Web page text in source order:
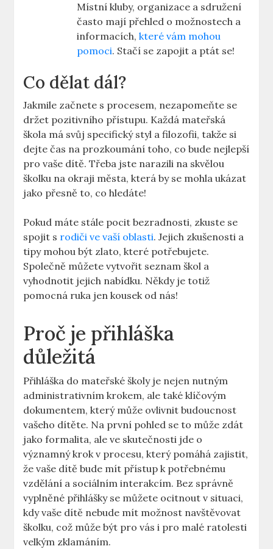
‌Místní ​kluby,​ organizace⁤ a sdružení
často mají přehled o možnostech a
informacích,které vám mohou
pomoci. Stačí se zapojit a ptát se!
Co‍ dělat dál?
Jakmile začnete s‌ procesem, nezapomeňte se
držet pozitivního přístupu. Každá mateřská
škola má svůj specifický ‌styl a filozofii, takže si
dejte ‍čas na prozkoumání toho, co bude nejlepší
pro⁣ vaše dítě. Třeba jste narazili na⁢ skvělou
školku na okraji města, která by se​ mohla ukázat
jako ‌přesně to, co hledáte!
Pokud máte stále pocit⁣ bezradnosti,‍ zkuste se‌
spojit s ​ rodiči ve vaší oblasti.⁣ Jejich⁢ zkušenosti a
tipy mohou ⁢být ⁢zlato, které potřebujete.
Společně můžete vytvořit seznam⁣ škol a
vyhodnotit⁢ jejich nabídku. Někdy je totiž
pomocná⁤ ruka jen​ kousek od nás!
Proč je přihláška
důležitá
Přihláška​ do⁤ mateřské⁣ školy je nejen nutným
administrativním krokem, ale také klíčovým
dokumentem, který může ovlivnit budoucnost
vašeho dítěte. Na první pohled se to⁤ může zdát
jako​ formalita, ​ale ve skutečnosti ⁣jde o
významný krok v ‌procesu, ‍který pomáhá zajistit,
že vaše dítě bude mít přístup k potřebnému
⁢vzdělání a sociálním interakcím. Bez správně
vyplněné ⁣přihlášky se můžete ocitnout v situaci,​
kdy vaše dítě ⁢nebude ⁣mít ‍možnost ⁣navštěvovat
školku,‌ což může být pro vás i⁤ pro malé ratolesti
velkým⁤ zklamáním.